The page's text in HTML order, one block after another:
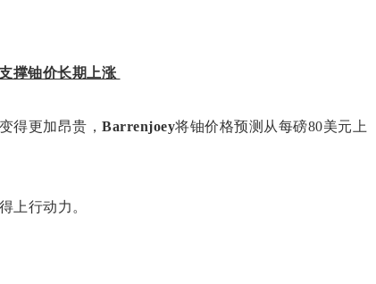
撑铀价长期上涨
得更加昂贵， Barrenjoey将铀价格预测从每磅80美元上
上行动力。